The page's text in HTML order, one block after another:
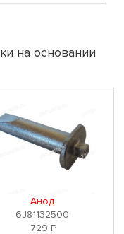
на основании
Анод
6J81132500
729 Р